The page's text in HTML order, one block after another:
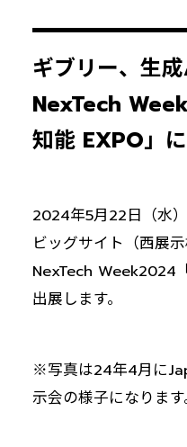
ギブリー、生
NexTech
知能 EXPO」
2024年5月22日（水
ビッグサイト（西展
NexTech Week2024
出展します。
※写真は24年4月に
示会の様子になります